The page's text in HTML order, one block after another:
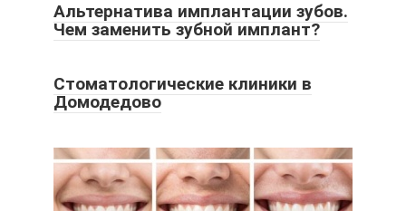
Альтернатива имплантации зубов.
Чем заменить зубной имплант?
Стоматологические клиники в
Домодедово